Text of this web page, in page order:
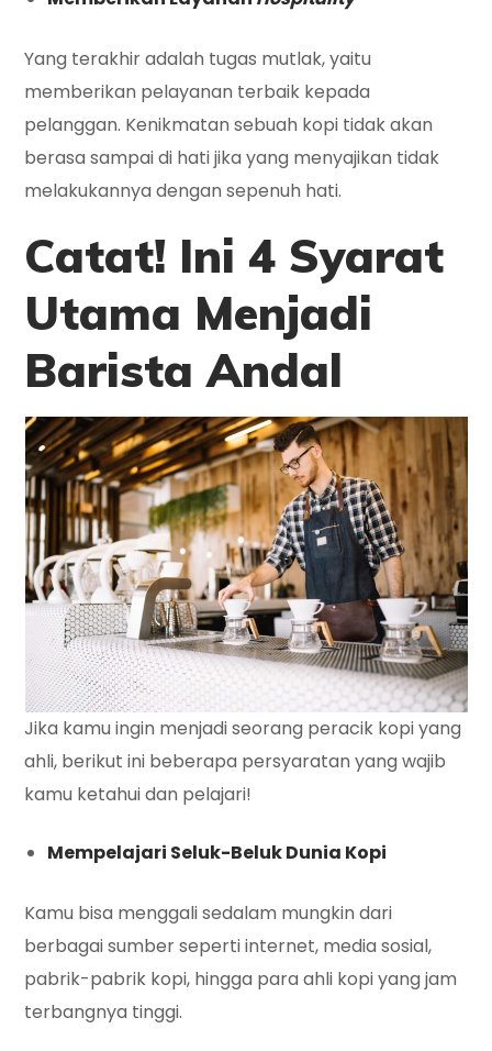
Yang terakhir adalah tugas mutlak, yaitu
memberikan pelayanan terbaik kepada
pelanggan. Kenikmatan sebuah kopi tidak akan
berasa sampai di hati jika yang menyajikan tidak
melakukannya dengan sepenuh hati.
Catat! Ini 4 Syarat
Utama Menjadi
Barista Andal
Jika kamu ingin menjadi seorang peracik kopi yang
ahli, berikut ini beberapa persyaratan yang wajib
kamu ketahui dan pelajari!
Mempelajari Seluk-Beluk Dunia Kopi
Kamu bisa menggali sedalam mungkin dari
berbagai sumber seperti internet, media sosial,
pabrik-pabrik kopi, hingga para ahli kopi yang jam
terbangnya tinggi.